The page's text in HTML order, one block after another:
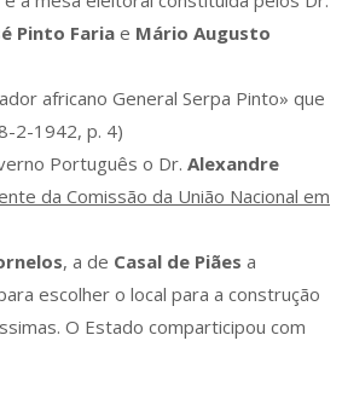
Pinto Fariae Mário Augusto
africano General Serpa Pinto» que
2-1942, p. 4)
Português o Dr. Alexandre
da Comissão da União Nacional em
, a de Casal de Piães a
escolher o local para a construção
O Estado comparticipou com